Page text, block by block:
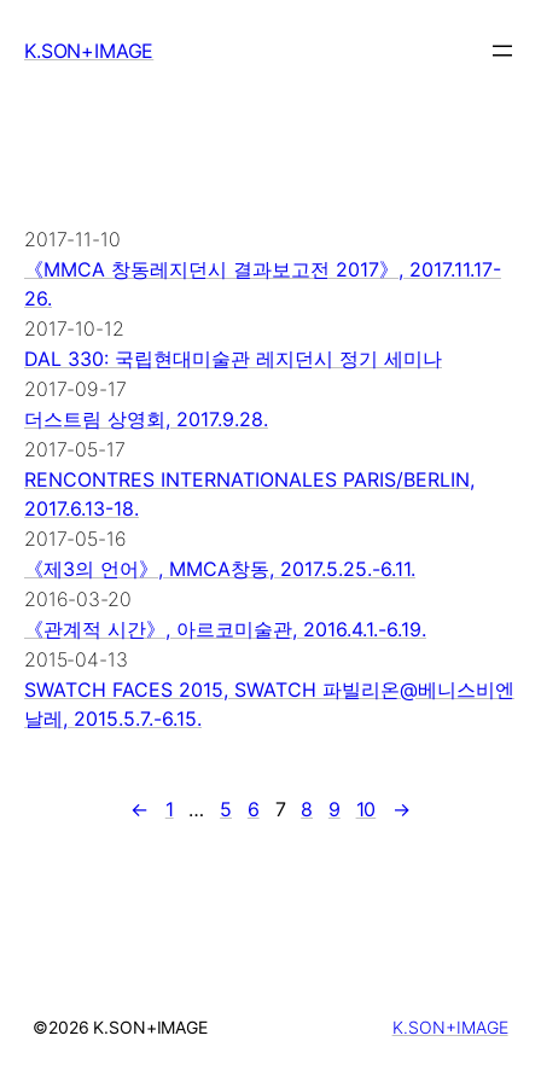
K.SON+IMAGE
2017-11-10
《MMCA 창동레지던시 결과보고전 2017》, 2017.11.17-
26.
2017-10-12
DAL 330: 국립현대미술관 레지던시 정기 세미나
2017-09-17
더스트림 상영회, 2017.9.28.
2017-05-17
RENCONTRES INTERNATIONALES PARIS/BERLIN,
2017.6.13-18.
2017-05-16
《제3의 언어》, MMCA창동, 2017.5.25.-6.11.
2016-03-20
《관계적 시간》, 아르코미술관, 2016.4.1.-6.19.
2015-04-13
SWATCH FACES 2015, SWATCH 파빌리온@베니스비엔
날레, 2015.5.7.-6.15.
← 1 … 5 6 7 8 9 10 →
©2026 K.SON+IMAGE K.SON+IMAGE